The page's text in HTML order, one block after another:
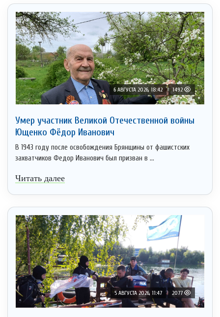
6 АВГУСТА 2026, 18:42 1492
Умер участник Великой Отечественной войны
Ющенко Фёдор Иванович
В 1943 году после освобождения Брянщины от фашистских
захватчиков Федор Иванович был призван в ...
Читать далее
5 АВГУСТА 2026, 11:47 2077